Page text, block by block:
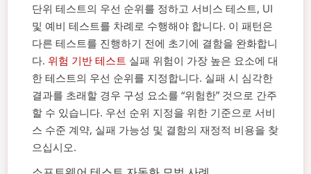
단위 테스트의 우선 순위를 정하고 서비스 테스트, UI
및 예비 테스트를 차례로 수행해야 합니다. 이 패턴은
다른 테스트를 진행하기 전에 초기에 결함을 완화합니
다. 위험 기반 테스트 실패 위험이 가장 높은 요소에 대
한 테스트의 우선 순위를 지정합니다. 실패 시 심각한
결과를 초래할 경우 구성 요소를 “위험한” 것으로 간주
할 수 있습니다. 우선 순위 지정을 위한 기준으로 서비
스 수준 계약, 실패 가능성 및 결함의 재정적 비용을 찾
으십시오.